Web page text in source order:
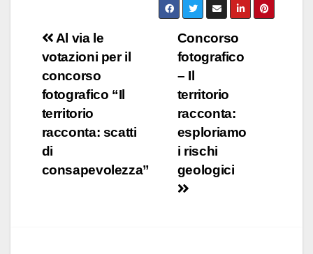
Navigazione
articoli
Concorso
fotografico
– Il
territorio
racconta:
esploriamo
i rischi
geologici
Al via le
votazioni per il
concorso
fotografico “Il
territorio
racconta: scatti
di
consapevolezza”